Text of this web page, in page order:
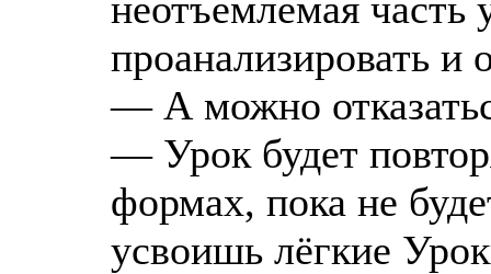
проанализировать и
— А можно
— Урок будет
формах, пока не
усвоишь лёгкие